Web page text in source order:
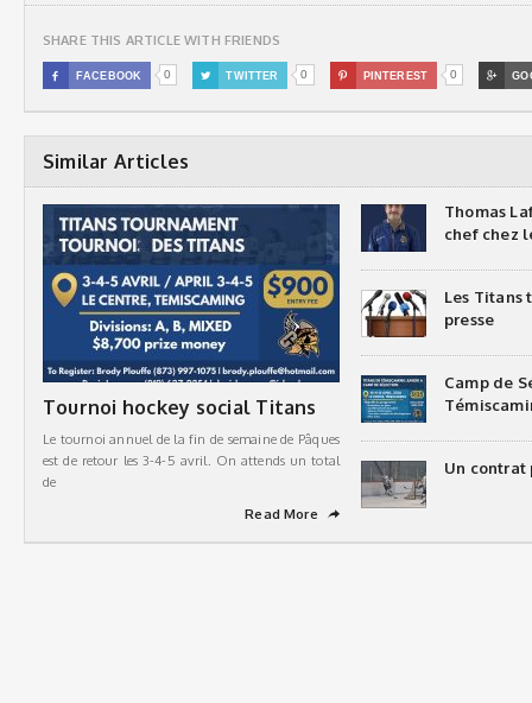
SHARE THIS ARTICLE WITH FRIENDS
 FACEBOOK 0  TWITTER 0  PINTEREST 0 
Similar Articles
Tournoi hockey social Titans
Le tournoi annuel de la fin de semaine de Pâques
est de retour les 3-4-5 avril. On attends un total
de
Read More
➦
Thomas
chef chez
Les Titans
presse
Camp de
Un contrat